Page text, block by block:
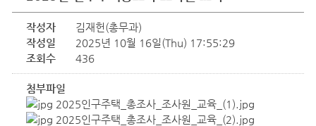
작성자
김재헌(총무과)
작성일
2025년 10월 16일(Thu) 17:55:29
조회수
436
첨부파일
2025인구주택_총조사_조사원_교육_(1).jpg
2025인구주택_총조사_조사원_교육_(2).jpg